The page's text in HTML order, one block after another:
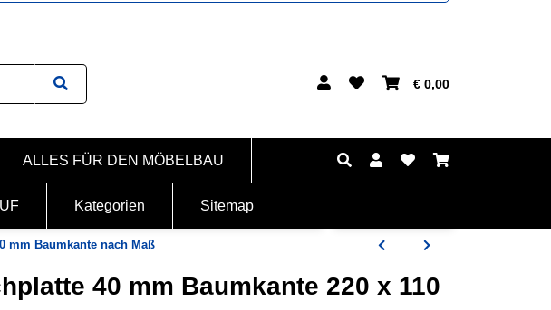
€ 0,00
ALLES FÜR DEN MÖBELBAU
Kategorien Sitemap
mm Baumkante nach Maß
40 mm Baumkante 220 x 110